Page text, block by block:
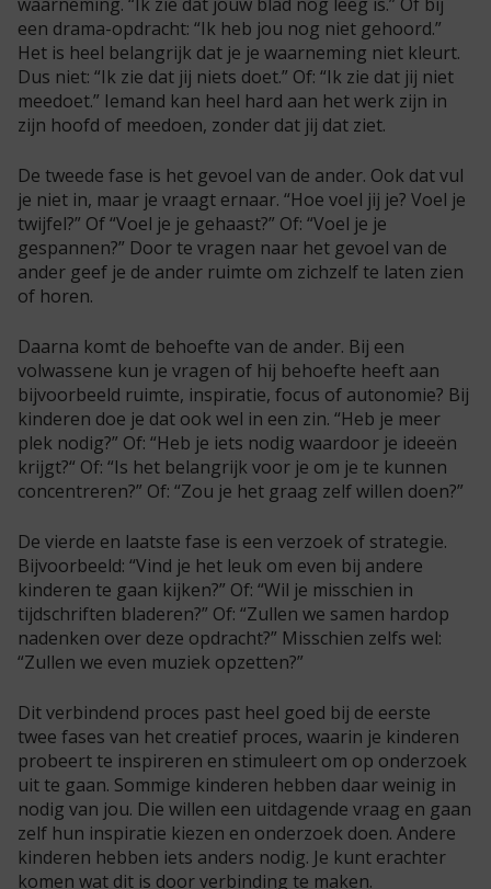
een drama-opdracht: “Ik heb jou nog niet gehoord.”
Het is heel belangrijk dat je je waarneming niet kleurt.
Dus niet: “Ik zie dat jij niets doet.” Of: “Ik zie dat jij niet
meedoet.” Iemand kan heel hard aan het werk zijn in
zijn hoofd of meedoen, zonder dat jij dat ziet.
De tweede fase is het gevoel van de ander. Ook dat vul
je niet in, maar je vraagt ernaar. “Hoe voel jij je? Voel je
twijfel?” Of “Voel je je gehaast?” Of: “Voel je je
gespannen?” Door te vragen naar het gevoel van de
ander geef je de ander ruimte om zichzelf te laten zien
of horen.
Daarna komt de behoefte van de ander. Bij een
volwassene kun je vragen of hij behoefte heeft aan
bijvoorbeeld ruimte, inspiratie, focus of autonomie? Bij
kinderen doe je dat ook wel in een zin. “Heb je meer
plek nodig?” Of: “Heb je iets nodig waardoor je ideeën
krijgt?“ Of: “Is het belangrijk voor je om je te kunnen
concentreren?” Of: “Zou je het graag zelf willen doen?”
De vierde en laatste fase is een verzoek of strategie.
Bijvoorbeeld: “Vind je het leuk om even bij andere
kinderen te gaan kijken?” Of: “Wil je misschien in
tijdschriften bladeren?” Of: “Zullen we samen hardop
nadenken over deze opdracht?” Misschien zelfs wel:
“Zullen we even muziek opzetten?”
Dit verbindend proces past heel goed bij de eerste
twee fases van het creatief proces, waarin je kinderen
probeert te inspireren en stimuleert om op onderzoek
uit te gaan. Sommige kinderen hebben daar weinig in
nodig van jou. Die willen een uitdagende vraag en gaan
zelf hun inspiratie kiezen en onderzoek doen. Andere
kinderen hebben iets anders nodig. Je kunt erachter
komen wat dit is door verbinding te maken.